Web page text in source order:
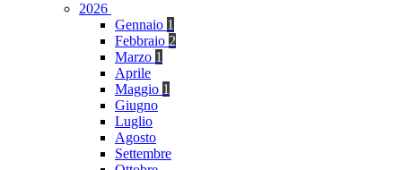
2026
Gennaio 1
Febbraio 2
Marzo 1
Aprile
Maggio 1
Giugno
Luglio
Agosto
Settembre